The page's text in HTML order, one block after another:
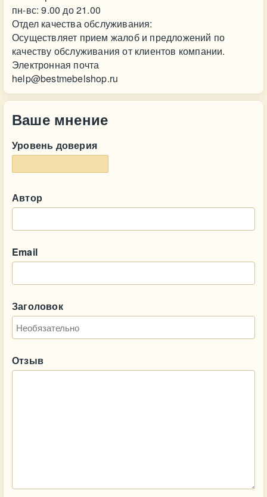
пн-вс: 9.00 до 21.00
Отдел качества обслуживания:
Осуществляет прием жалоб и предложений по
качеству обслуживания от клиентов компании.
Электронная почта
help@bestmebelshop.ru
Ваше мнение
Уровень доверия
Автор
Email
Заголовок
Отзыв